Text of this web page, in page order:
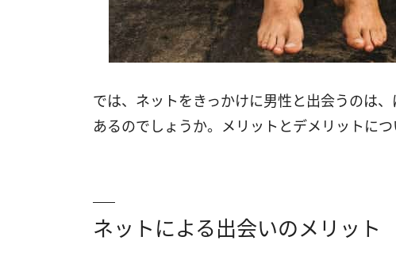
では、ネットをきっかけに男性と出会うのは
あるのでしょうか。メリットとデメリットにつ
ネットによる出会いのメリット